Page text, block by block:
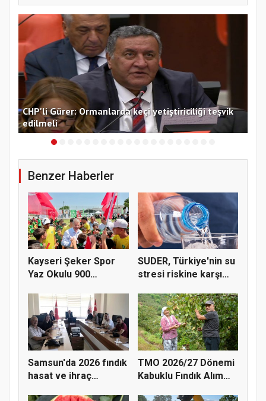
CHP'li Gürer: Ormanlarda keçi yetiştiriciliği teşvik
edilmeli
Benzer Haberler
Kayseri Şeker Spor
Yaz Okulu 900
SUDER, Türkiye'nin su
stresi riskine karşı
Samsun'da 2026 fındık
hasat ve ihraç
TMO 2026/27 Dönemi
Kabuklu Fındık Alım